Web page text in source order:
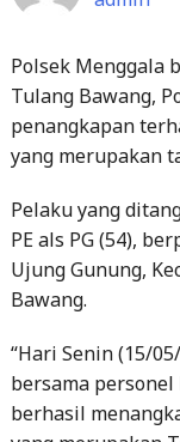
Tulang Bawang,
penangkapan
yang merupakan
PE als PG (54),
Ujung Gunung,
Bawang.
bersama
berhasil
yang merupakan